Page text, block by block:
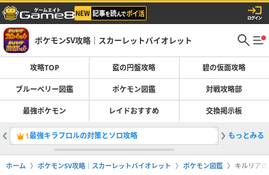
ポケモンSV攻略｜スカーレットバイオレット
攻略TOP 藍の円盤攻略 碧の仮面攻略
ブルーベリー図鑑 ポケモン図鑑 対戦攻略部
最強ポケモン レイドおすすめ 交換掲示板
1最強キラフロルの対策とソロ攻略 2最強キ
もっとみる
ホーム ポケモンSV攻略｜スカーレットバイオレット ポケモン図鑑 キルリア